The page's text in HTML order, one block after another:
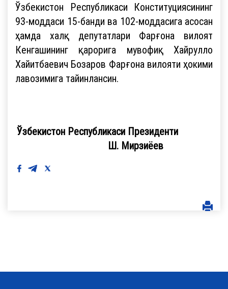
Ўзбекистон Республикаси Конституциясининг
93-моддаси 15-банди ва 102-моддасига асосан
ҳамда халқ депутатлари Фарғона вилоят
Кенгашининг қарорига мувофиқ Хайрулло
Хайитбаевич Бозаров Фарғона вилояти ҳокими
лавозимига тайинлансин.
Ўзбекистон Республикаси Президенти
Ш. Мирзиёев